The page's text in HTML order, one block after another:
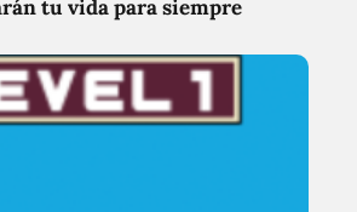
tu vida para siempre